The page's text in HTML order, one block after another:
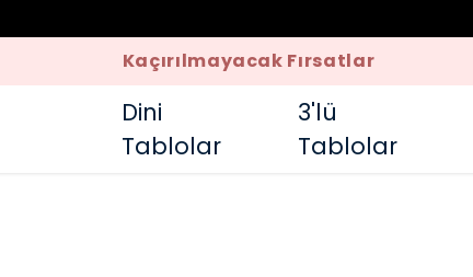
Kaçırılmayacak Fırsatlar
Dini
Tablolar
3'lü
Tablolar